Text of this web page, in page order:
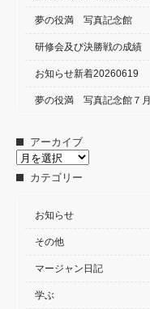
夢の役満 写真記念館
研修会及び決勝戦の成績
お知らせ新着20260619
夢の役満 写真記念館７月
アーカイブ
ア
カテゴリー
お知らせ
その他
マージャン日記
学ぶ